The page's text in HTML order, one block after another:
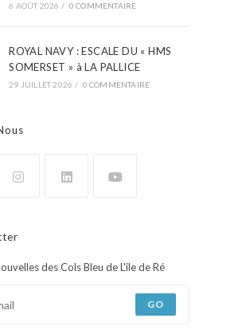
6 AOÛT 2026 / 0 COMMENTAIRE
ROYAL NAVY : ESCALE DU « HMS
SOMERSET » à LA PALLICE
29 JUILLET 2026 / 0 COMMENTAIRE
des Cols Bleu de L'ile de Ré
GO